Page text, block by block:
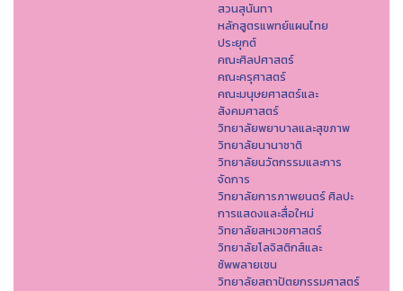
สวนสุนันทา
หลักสูตรแพทย์แผนไทย
ประยุกต์
คณะศิลปศาสตร์
คณะครุศาสตร์
คณะมนุษยศาสตร์และ
สังคมศาสตร์
วิทยาลัยพยาบาลและสุขภาพ
วิทยาลัยนานาชาติ
วิทยาลัยนวัตกรรมและการ
จัดการ
วิทยาลัยการภาพยนตร์ ศิลปะ
การแสดงและสื่อใหม่
วิทยาลัยสหเวชศาสตร์
วิทยาลัยโลจิสติกส์และ
ซัพพลายเชน
วิทยาลัยสถาปัตยกรรมศาสตร์